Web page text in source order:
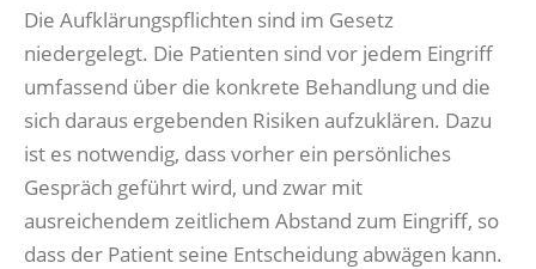
Die Aufklärungspflichten sind im Gesetz
niedergelegt. Die Patienten sind vor jedem Eingriff
umfassend über die konkrete Behandlung und die
sich daraus ergebenden Risiken aufzuklären. Dazu
ist es notwendig, dass vorher ein persönliches
Gespräch geführt wird, und zwar mit
ausreichendem zeitlichem Abstand zum Eingriff, so
dass der Patient seine Entscheidung abwägen kann.